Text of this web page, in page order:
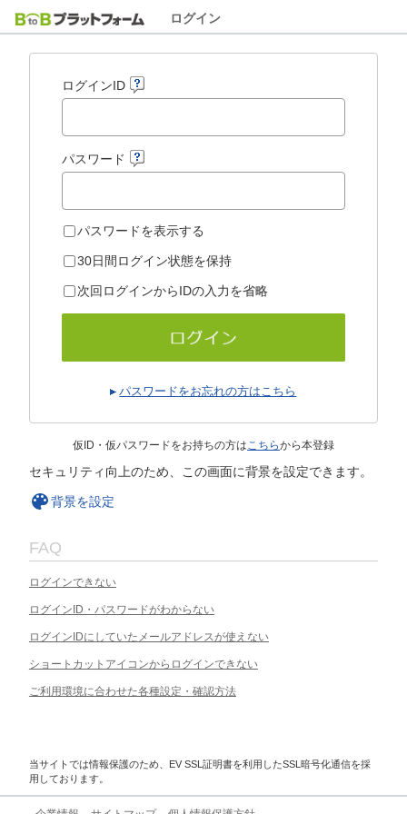
ログイン
ログインID
パスワード
パスワードを表示する
30日間ログイン状態を保持
次回ログインからIDの入力を省略
パスワードをお忘れの方はこちら
仮ID・仮パスワードをお持ちの方はこちらから本登録
セキュリティ向上のため、この画面に背景を設定できます。
背景を設定
FAQ
ログインできない
ログインID・パスワードがわからない
ログインIDにしていたメールアドレスが使えない
ショートカットアイコンからログインできない
ご利用環境に合わせた各種設定・確認方法
当サイトでは情報保護のため、EV SSL証明書を利用したSSL暗号化通信を採
用しております。